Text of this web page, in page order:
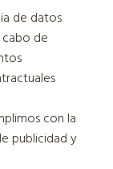
de datos
de
con la
publicidad y